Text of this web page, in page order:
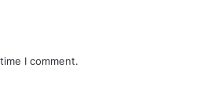
I comment.